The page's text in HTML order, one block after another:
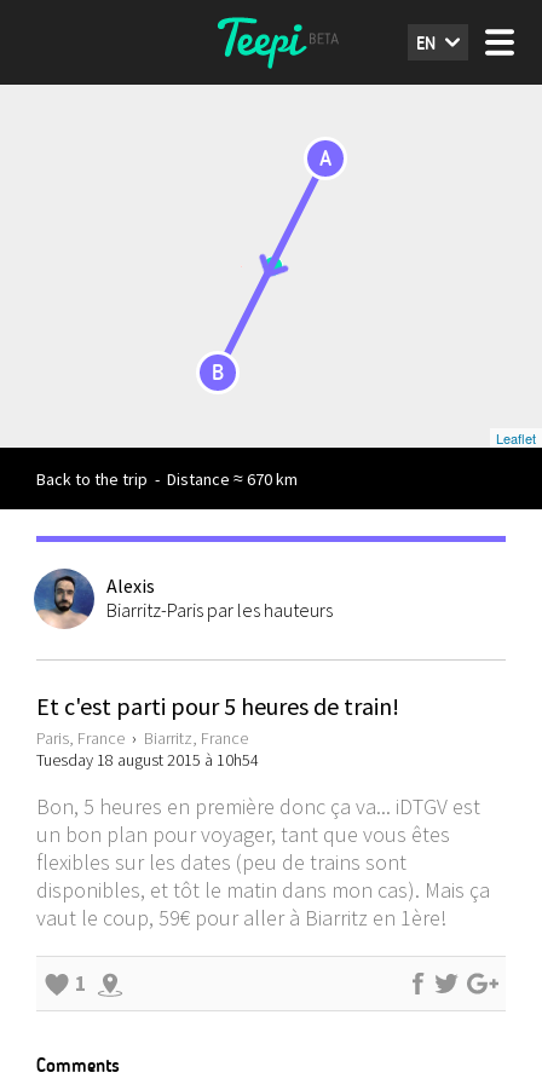
EN
A
B
Leaflet
Back to the trip - Distance ≈ 670 km
Alexis
Biarritz-Paris par les hauteurs
Et c'est parti pour 5 heures de train!
Paris, France › Biarritz, France
Tuesday 18 august 2015 à 10h54
Bon, 5 heures en première donc ça va... iDTGV est
un bon plan pour voyager, tant que vous êtes
flexibles sur les dates (peu de trains sont
disponibles, et tôt le matin dans mon cas). Mais ça
vaut le coup, 59€ pour aller à Biarritz en 1ère!
1
Comments